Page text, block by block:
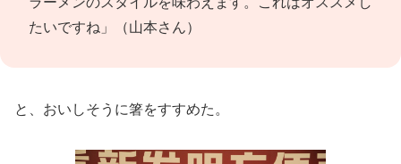
たいですね」（山本さん）
と、おいしそうに箸をすすめた。